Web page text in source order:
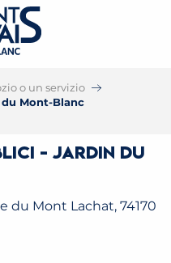
o un servizio
Mont-Blanc
- Jardin du
du Mont Lachat, 74170